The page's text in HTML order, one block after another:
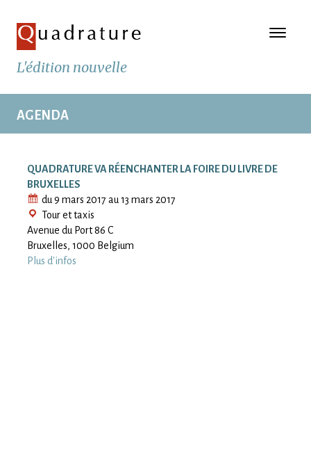
L'édition nouvelle
AGENDA
QUADRATURE VA RÉENCHANTER LA FOIRE DU LIVRE DE
BRUXELLES
du 9 mars 2017 au 13 mars 2017
Tour et taxis
Avenue du Port 86 C
Bruxelles, 1000 Belgium
Plus d'infos